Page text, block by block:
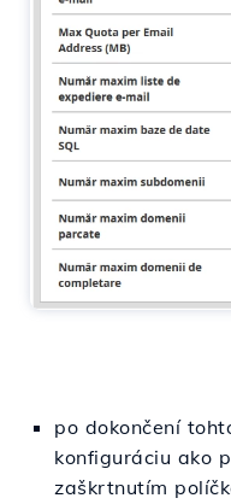
po dokončení
konfiguráciu ako
zaškrtnutím